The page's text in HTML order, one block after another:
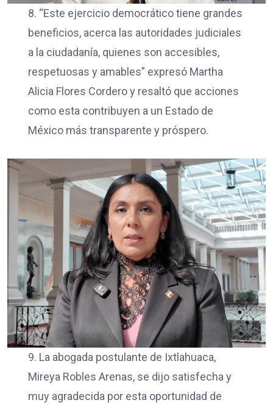
8. “Este ejercicio democrático tiene grandes
beneficios, acerca las autoridades judiciales
a la ciudadanía, quienes son accesibles,
respetuosas y amables” expresó Martha
Alicia Flores Cordero y resaltó que acciones
como esta contribuyen a un Estado de
México más transparente y próspero.
9. La abogada postulante de Ixtlahuaca,
Mireya Robles Arenas, se dijo satisfecha y
muy agradecida por esta oportunidad de